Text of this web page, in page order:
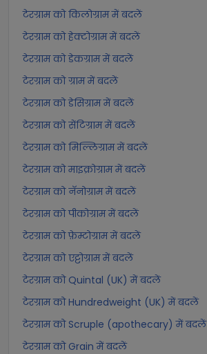
टेरग्राम को किलोग्राम में बदलें
टेरग्राम को हेक्टोग्राम में बदलें
टेरग्राम को डेकग्राम में बदलें
टेरग्राम को ग्राम में बदलें
टेरग्राम को डेसिग्राम में बदलें
टेरग्राम को सेंटिग्राम में बदलें
टेरग्राम को मिल्लिग्राम में बदलें
टेरग्राम को माइक्रोग्राम में बदलें
टेरग्राम को नॅनोग्राम में बदलें
टेरग्राम को पीकोग्राम में बदलें
टेरग्राम को फ़ेम्टोग्राम में बदलें
टेरग्राम को एट्टोग्राम में बदलें
टेरग्राम को Quintal (UK) में बदलें
टेरग्राम को Hundredweight (UK) में बदलें
टेरग्राम को Scruple (apothecary) में बदलें
टेरग्राम को Grain में बदलें